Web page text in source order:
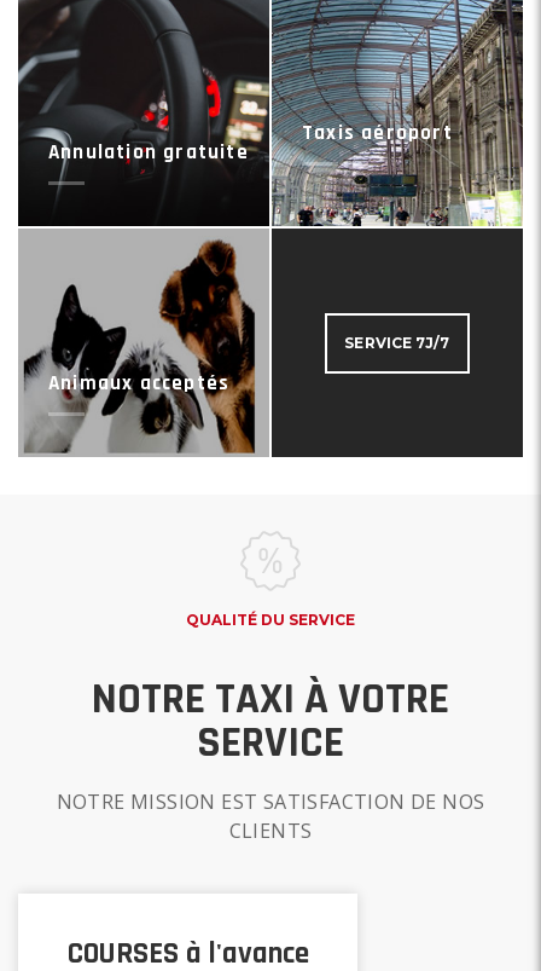
Annulation gratuite
Taxis aéroport
Animaux acceptés
SERVICE 7J/7
QUALITÉ DU SERVICE
NOTRE TAXI À VOTRE
SERVICE
NOTRE MISSION EST SATISFACTION DE NOS
CLIENTS
COURSES à l'avance